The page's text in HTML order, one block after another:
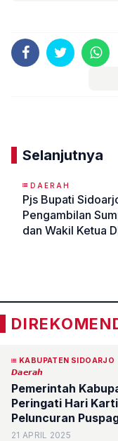
Selanjutnya
DAERAH
Pjs Bupati
Pengambilan
dan Wakil Ketua
KABUPATEN SIDOARJO
𝘿𝙖𝙚𝙧𝙖𝙝
Pemerintah
Peringati Hari
Peluncuran
Pengukuhan Bunda
21 APRIL 2025